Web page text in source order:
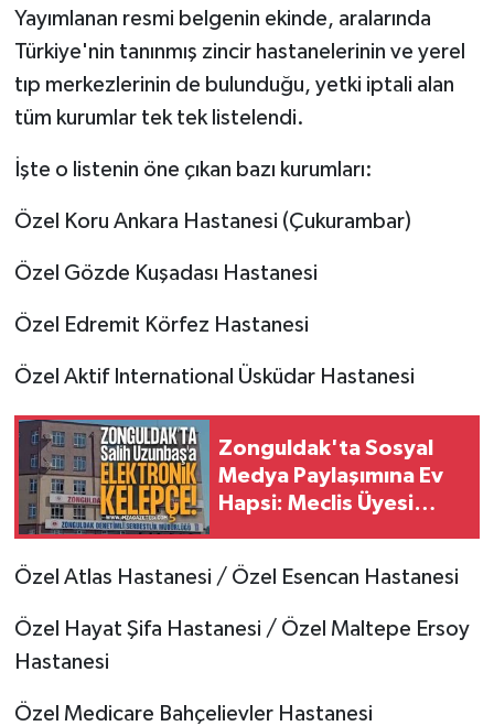
Yayımlanan resmi belgenin ekinde, aralarında
Türkiye'nin tanınmış zincir hastanelerinin ve yerel
tıp merkezlerinin de bulunduğu, yetki iptali alan
tüm kurumlar tek tek listelendi.
İşte o listenin öne çıkan bazı kurumları:
Özel Koru Ankara Hastanesi (Çukurambar)
Özel Gözde Kuşadası Hastanesi
Özel Edremit Körfez Hastanesi
Özel Aktif International Üsküdar Hastanesi
Zonguldak'ta Sosyal
Medya Paylaşımına Ev
Hapsi: Meclis Üyesi
Elektronik Kelepçe
Takıldı!
Özel Atlas Hastanesi / Özel Esencan Hastanesi
Özel Hayat Şifa Hastanesi / Özel Maltepe Ersoy
Hastanesi
Özel Medicare Bahçelievler Hastanesi